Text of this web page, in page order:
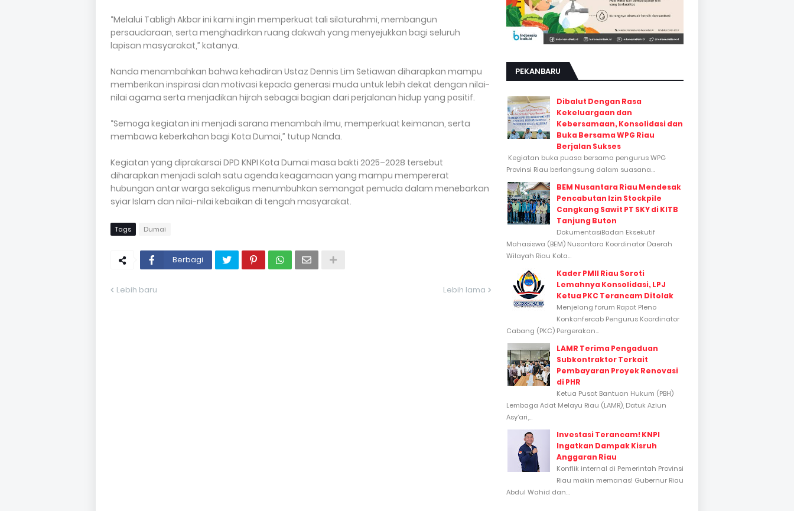
“Melalui Tabligh Akbar ini kami ingin memperkuat tali silaturahmi, membangun
persaudaraan, serta menghadirkan ruang dakwah yang menyejukkan bagi seluruh
lapisan masyarakat,” katanya.
Nanda menambahkan bahwa kehadiran Ustaz Dennis Lim Setiawan diharapkan mampu
memberikan inspirasi dan motivasi kepada generasi muda untuk lebih dekat dengan nilai-
nilai agama serta menjadikan hijrah sebagai bagian dari perjalanan hidup yang positif.
“Semoga kegiatan ini menjadi sarana menambah ilmu, memperkuat keimanan, serta
membawa keberkahan bagi Kota Dumai,” tutup Nanda.
Kegiatan yang diprakarsai DPD KNPI Kota Dumai masa bakti 2025–2028 tersebut
diharapkan menjadi salah satu agenda keagamaan yang mampu mempererat
hubungan antar warga sekaligus menumbuhkan semangat pemuda dalam menebarkan
syiar Islam dan nilai-nilai kebaikan di tengah masyarakat.
Tags Dumai
Berbagi
Lebih baru Lebih lama
PEKANBARU
Dibalut Dengan Rasa
Kekeluargaan dan
Kebersamaan, Konsolidasi dan
Buka Bersama WPG Riau
Berjalan Sukses
Kegiatan buka puasa bersama pengurus WPG
Provinsi Riau berlangsung dalam suasana...
BEM Nusantara Riau Mendesak
Pencabutan Izin Stockpile
Cangkang Sawit PT SKY di KITB
Tanjung Buton
DokumentasiBadan Eksekutif
Mahasiswa (BEM) Nusantara Koordinator Daerah
Wilayah Riau Kota...
Kader PMII Riau Soroti
Lemahnya Konsolidasi, LPJ
Ketua PKC Terancam Ditolak
Menjelang forum Rapat Pleno
Konkonfercab Pengurus Koordinator
Cabang (PKC) Pergerakan...
LAMR Terima Pengaduan
Subkontraktor Terkait
Pembayaran Proyek Renovasi
di PHR
Ketua Pusat Bantuan Hukum (PBH)
Lembaga Adat Melayu Riau (LAMR), Datuk Aziun
Asy’ari,...
Investasi Terancam! KNPI
Ingatkan Dampak Kisruh
Anggaran Riau
Konflik internal di Pemerintah Provinsi
Riau makin memanas! Gubernur Riau
Abdul Wahid dan...